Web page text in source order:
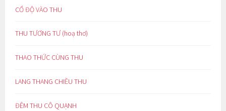
CỔ ĐỘ VÀO THU
THU TƯƠNG TƯ (hoạ thơ)
THAO THỨC CÙNG THU
LANG THANG CHIỀU THU
ĐÊM THU CÔ QUẠNH